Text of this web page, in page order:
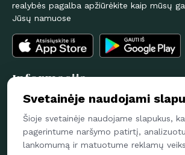
realybės pagalba apžiūrėkite kaip mūsų
Jūsų namuose
Informacija
Pirkėjams
Susisiekime
Svetainėje naudojami
Šioje svetainėje naudojame slapukus,
pagerintume naršymo patirtį,
lankomumą ir matuotume reklamų